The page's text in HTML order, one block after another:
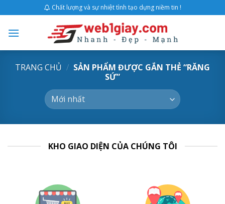
content
Chất lượng và sự nhiệt tình tạo dựng niềm tin !
TRANG CHỦ / SẢN PHẨM ĐƯỢC GẮN THẺ “RĂNG
SỨ”
KHO GIAO DIỆN CỦA CHÚNG TÔI